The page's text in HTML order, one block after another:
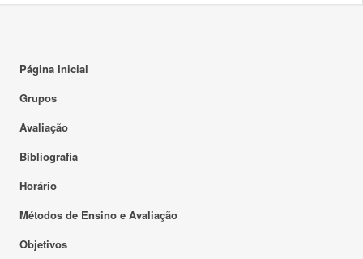
Página Inicial
Grupos
Avaliação
Bibliografia
Horário
Métodos de Ensino e Avaliação
Objetivos